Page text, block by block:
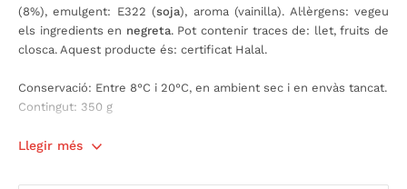
(8%), emulgent: E322 (soja), aroma (vainilla). Al·lèrgens: vegeu
els ingredients en negreta. Pot contenir traces de: llet, fruits de
closca. Aquest producte és: certificat Halal.
Conservació: Entre 8°C i 20°C, en ambient sec i en envàs tancat.
Contingut: 350 g
Llegir més